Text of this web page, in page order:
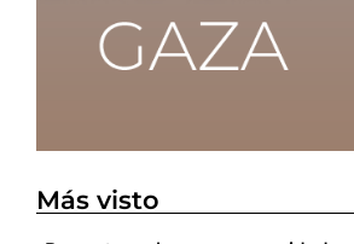
Más visto